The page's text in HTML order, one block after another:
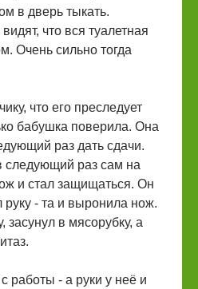
в дверь тыкать.
что вся туалетная
Очень сильно тогда
что его преследует
бабушка поверила. Она
раз дать сдачи.
следующий раз сам на
и стал защищаться. Он
руку - та и выронила нож.
засунул в мясорубку, а
работы - а руки у неё и